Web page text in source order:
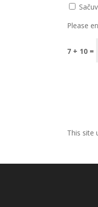
Please
7 + 10 =
This site